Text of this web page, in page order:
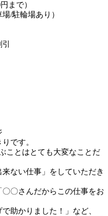
まで）
/駐輪場あり）
です。
ことはとても大変なことだ
ない仕事」をしていただき
〇さんだからこの仕事をお
助かりました！」など、